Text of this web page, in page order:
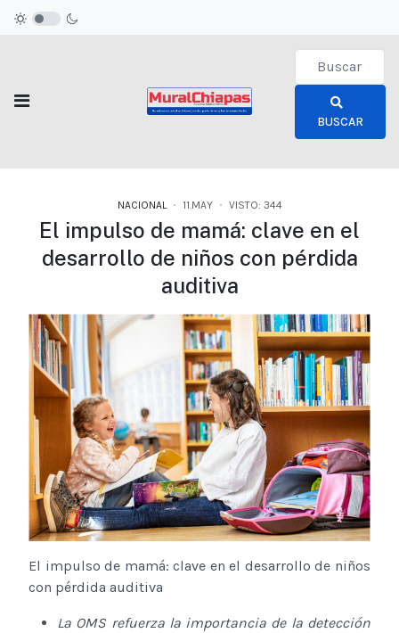
Type 2 or
BUSCAR
NACIONAL 11.MAY VISTO: 344
El impulso de mamá: clave en el
desarrollo de niños con pérdida
auditiva
El impulso de mamá: clave en el desarrollo de niños
con pérdida auditiva
La OMS refuerza la importancia de la detección